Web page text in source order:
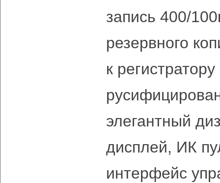
запись 400/
резервного
к
элегантный
дисплей, ИК
интерфейс